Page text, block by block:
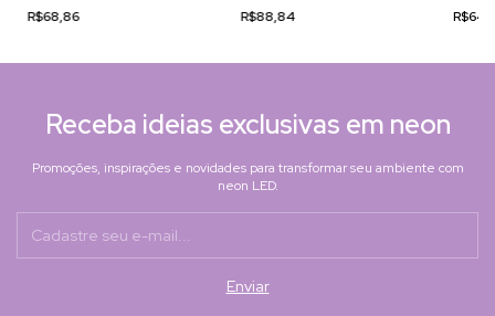
R$68,86
R$88,84
Receba ideias exclusivas em neon
Promoções, inspirações e novidades para transformar seu ambiente com
neon LED.